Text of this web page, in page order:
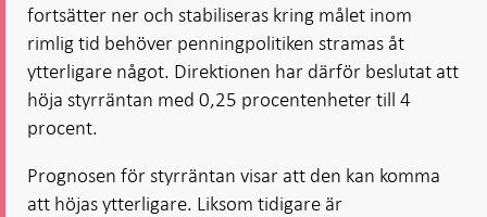
fortsätter ner och stabiliseras kring målet inom
rimlig tid behöver penningpolitiken stramas åt
ytterligare något. Direktionen har därför beslutat att
höja styrräntan med 0,25 procentenheter till 4
procent.
Prognosen för styrräntan visar att den kan komma
att höjas ytterligare. Liksom tidigare är